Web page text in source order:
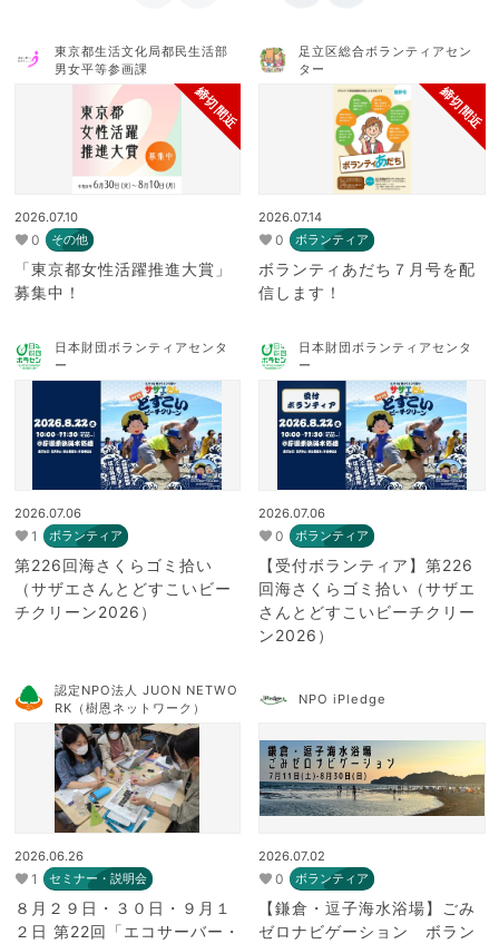
東京都生活文化局都民生活部
男女平等参画課
締切間近
2026.07.10
0 その他
「東京都女性活躍推進大賞」
募集中！
足立区総合ボランティアセン
ター
締切間近
2026.07.14
0 ボランティア
ボランティあだち７月号を配
信します！
日本財団ボランティアセンタ
ー
2026.07.06
1 ボランティア
第226回海さくらゴミ拾い
（サザエさんとどすこいビー
チクリーン2026）
日本財団ボランティアセンタ
ー
2026.07.06
0 ボランティア
【受付ボランティア】第226
回海さくらゴミ拾い（サザエ
さんとどすこいビーチクリー
ン2026）
認定NPO法人 JUON NETWO
RK（樹恩ネットワーク）
2026.06.26
1 セミナー・説明会
８月２９日・３０日・９月１
２日 第22回「エコサーバー・
NPO iPledge
2026.07.02
0 ボランティア
【鎌倉・逗子海水浴場】ごみ
ゼロナビゲーション ボラン